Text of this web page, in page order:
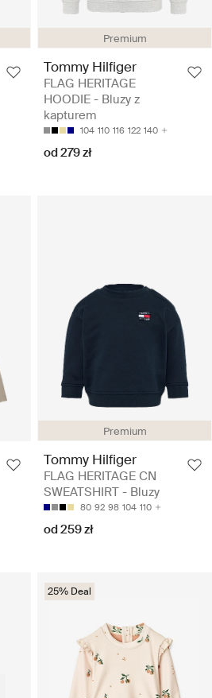
Premium
Tommy Hilfiger
FLAG HERITAGE
HOODIE - Bluzy z
kapturem
104 110 116 122 140
od 279 zł
Premium
Tommy Hilfiger
FLAG HERITAGE CN
SWEATSHIRT - Bluzy
80 92 98 104 110
od 259 zł
25% Deal